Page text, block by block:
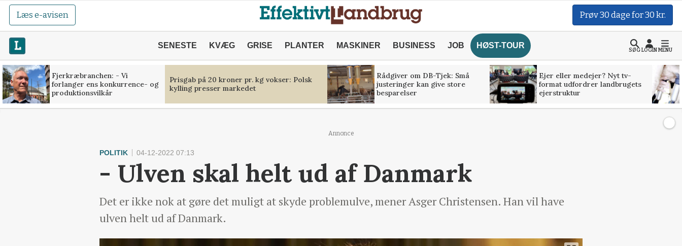
Læs e-avisen Prøv 30 dage for 30 kr.
SENESTE KVÆG GRISE PLANTER MASKINER BUSINESS JOB HØST-TOUR
SØGLOGINMENU
Fjerkræbranchen: - Vi
forlanger ens konkurrence- og
produktionsvilkår
Prisgab på 20 kroner pr. kg vokser: Polsk
kylling presser markedet
Rådgiver om DB-Tjek: Små
justeringer kan give store
besparelser
Ejer eller medejer? Nyt tv-
format udfordrer landbrugets
ejerstruktur
Annonce
POLITIK 04-12-2022 07:13
- Ulven skal helt ud af Danmark
Det er ikke nok at gøre det muligt at skyde problemulve, mener Asger Christensen. Han vil have
ulven helt ud af Danmark.